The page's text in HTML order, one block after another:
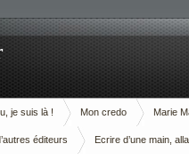
je suis là ! Mon credo Marie
éditeurs Ecrire d’une main,